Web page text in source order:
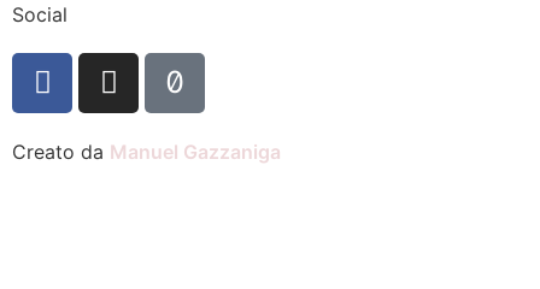
Social
Creato da Manuel Gazzaniga